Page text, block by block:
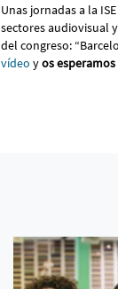
Unas jornadas a la
sectores audiovisual
del congreso:
vídeo yos